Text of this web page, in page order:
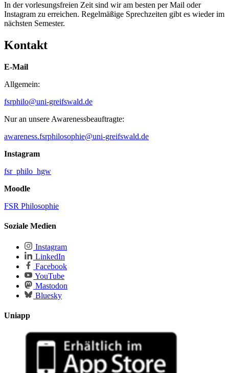
In der vorlesungsfreien Zeit sind wir am besten per Mail oder
Instagram zu erreichen. Regelmäßige Sprechzeiten gibt es wieder im
nächsten Semester.
Kontakt
E-Mail
Allgemein:
fsrphilo@uni-greifswald.de
Nur an unsere Awarenessbeauftragte:
awareness.fsrphilosophie@uni-greifswald.de
Instagram
fsr_philo_hgw
Moodle
FSR Philosophie
Soziale Medien
Instagram
LinkedIn
Facebook
YouTube
Mastodon
Bluesky
Uniapp